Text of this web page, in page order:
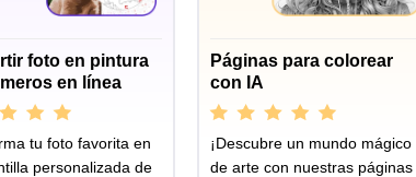
foto en pintura
en línea
tu foto favorita en
personalizada de
Páginas para colorear
con IA
¡Descubre un mundo mágico
de arte con nuestras páginas